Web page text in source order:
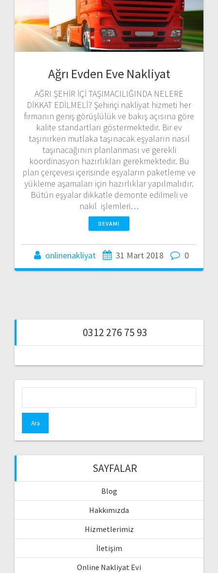
Ağrı Evden Eve Nakliyat
AĞRI ŞEHİR İÇİ TAŞIMACILIĞINDA NELERE
DİKKAT EDİLMELİ? Şehiriçi nakliyat hizmeti her
firmanın geniş görüşlülük ve bakış açısına göre
kalite standartları göstermektedir. Bir ev
taşınırken mutlaka taşınacak eşyaların nasıl
taşınacağının planlanması ve gerekli
koordinasyon hazırlıkları gerekmektedir. Bu
plan çerçevesi içerisinde eşyaların paketleme ve
yükleme aşamaları için hazırlıklar yapılmalıdır.
Bütün eşyalar dikkatle demonte edilmeli ve
nakil işlemleri…
DEVAMI
onlinenakliyat 31 Mart 2018 0
0312 276 75 93
SAYFALAR
Blog
Hakkımızda
Hizmetlerimiz
İletişim
Online Nakliyat Evi